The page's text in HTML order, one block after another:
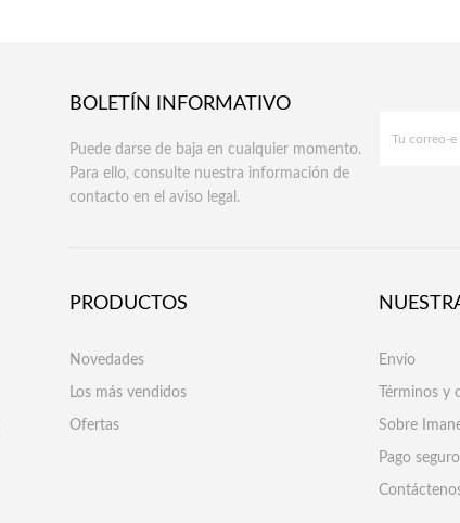
BOLETÍN INFORMATIVO
Puede darse de baja en cualquier momento.
Para ello, consulte nuestra información de
contacto en el aviso legal.
PRODUCTOS
Novedades
Los más vendidos
Ofertas
Envío
Términos y
Sobre
Pago seguro